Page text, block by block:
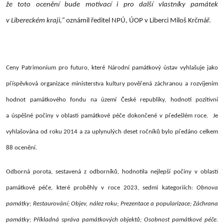
že toto ocenění bude motivací i pro další vlastníky památek
v Libereckém kraji,“ oznámil ředitel NPÚ, ÚOP v Liberci Miloš Krčmář.
Ceny Patrimonium pro futuro, které Národní památkový ústav vyhlašuje jako
příspěvková organizace ministerstva kultury pověřená záchranou a rozvíjením
hodnot památkového fondu na území České republiky, hodnotí pozitivní
a úspěšné počiny v oblasti památkové péče dokončené v předešlém roce. Je
vyhlašována od roku 2014 a za uplynulých deset ročníků bylo předáno celkem
88 ocenění.
Odborná porota, sestavená z odborníků, hodnotila nejlepší počiny v oblasti
památkové péče, které proběhly v roce 2023, sedmi kategoriích: Obnova
památky; Restaurování; Objev, nález roku; Prezentace a popularizace; Záchrana
památky; Příkladná správa památkových objektů; Osobnost památkové péče.